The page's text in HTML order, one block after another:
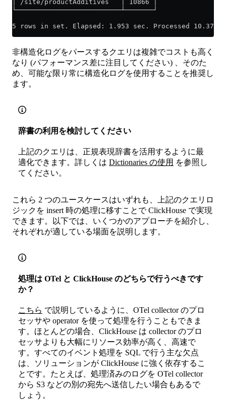
│ /site/productAdditives   │ 10866 │
└──────────────────────────┴───────┘
5 rows in set. Elapsed: 1.953 sec. Processed
非構造化ログをパースするクエリは複雑でコストも高く
なり (パフォーマンス差に注目してください) 、そのた
め、可能な限り常に構造化ログを使用することを推奨し
ます。
辞書の利用を検討してください
上記のクエリは、正規表現辞書を活用するように最
適化できます。詳しくは Dictionaries の使用 を参照し
てください。
これら 2 つのユースケースはいずれも、上記のクエリロ
ジックを insert 時の処理に移すことで ClickHouse で実現
できます。以下では、いくつかのアプローチを紹介し、
それぞれが適している場面を説明します。
処理は OTel と ClickHouse のどちらで行うべきです
か？
こちら で説明しているように、OTel collector のプロ
セッサや operator を使って処理を行うこともできま
す。ほとんどの場合、ClickHouse は collector のプロ
セッサよりも大幅にリソース効率が高く、高速で
す。すべてのイベント処理を SQL で行う主な欠点
は、ソリューションが ClickHouse に強く依存するこ
とです。たとえば、処理済みのログを OTel collector
から S3 などの別の宛先へ送信したい場合もあるで
しょう。